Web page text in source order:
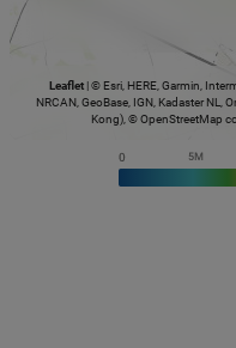
Leaflet |© Esri, HERE, Garmin,
NRCAN, GeoBase, IGN, Kadaster NL,
Kong), © OpenStreetMap